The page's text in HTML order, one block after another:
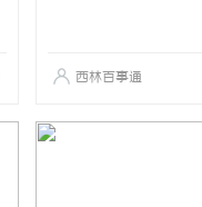
西林百事通